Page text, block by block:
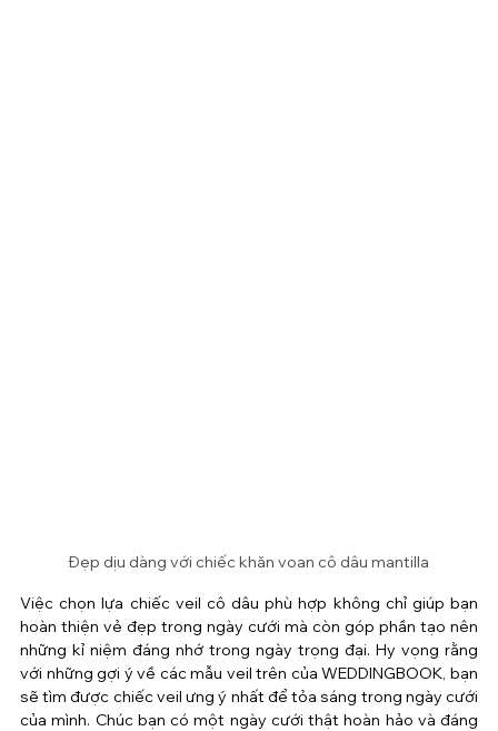
Đẹp dịu dàng với chiếc khăn voan cô dâu mantilla
Việc chọn lựa chiếc veil cô dâu phù hợp không chỉ giúp bạn
hoàn thiện vẻ đẹp trong ngày cưới mà còn góp phần tạo nên
những kỉ niệm đáng nhớ trong ngày trọng đại. Hy vọng rằng
với những gợi ý về các mẫu veil trên của WEDDINGBOOK, bạn
sẽ tìm được chiếc veil ưng ý nhất để tỏa sáng trong ngày cưới
của mình. Chúc bạn có một ngày cưới thật hoàn hảo và đáng